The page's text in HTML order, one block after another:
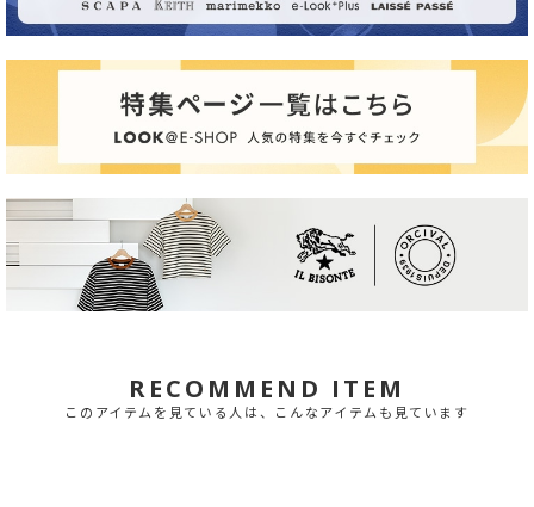
RECOMMEND ITEM
このアイテムを見ている人は、こんなアイテムも見ています